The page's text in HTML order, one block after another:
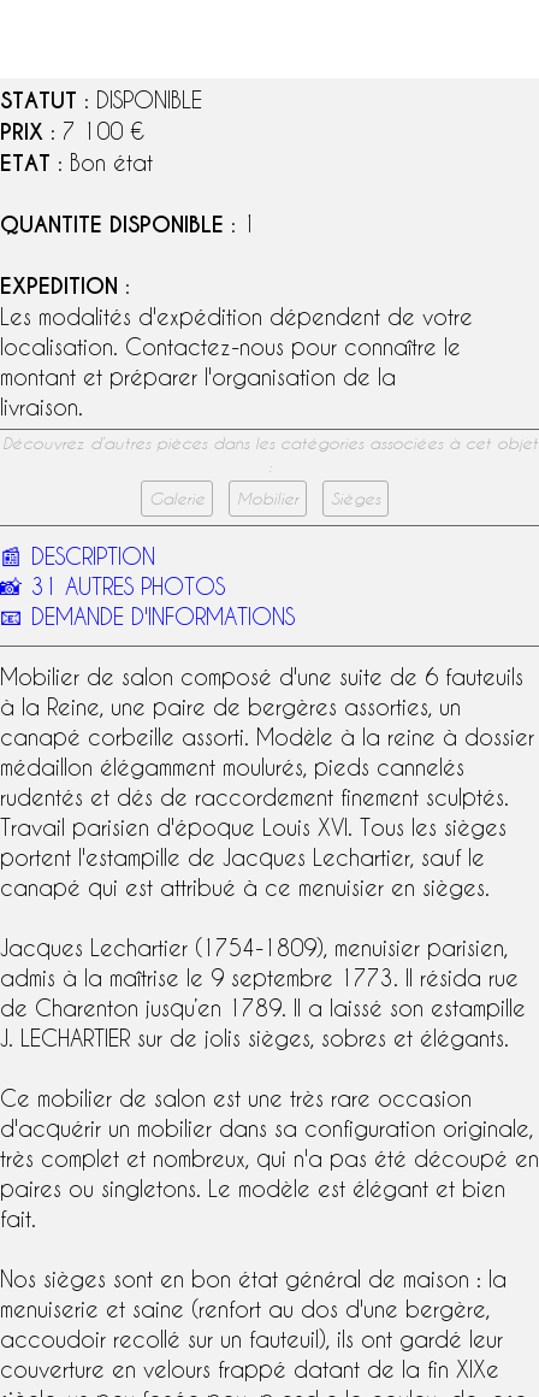
STATUT : DISPONIBLE
PRIX : 7 100 €
ETAT : Bon état
QUANTITE DISPONIBLE : 1
EXPEDITION :
Les modalités d'expédition dépendent de votre
localisation. Contactez-nous pour connaître le
montant et préparer l'organisation de la
livraison.
Découvrez d’autres pièces dans les catégories associées à cet objet
:
Galerie
Mobilier Sièges
📰 DESCRIPTION
📸 31 AUTRES PHOTOS
📧 DEMANDE D'INFORMATIONS
Mobilier de salon composé d'une suite de 6 fauteuils
à la Reine , une paire de bergères assorties, un
canapé corbeille assorti. Modèle à la reine à dossier
médaillon élégamment moulurés, pieds cannelés
rudentés et dés de raccordement finement sculptés.
Travail parisien d'époque Louis XVI
. Tous les sièges
portent l'estampille de Jacques Lechartier , sauf le
canapé qui est attribué à ce menuisier en sièges.
Jacques Lechartier (1754-1809), menuisier parisien,
admis à la maîtrise le 9 septembre 1773. Il résida rue
de Charenton jusqu’en 1789. Il a laissé son estampille
J. LECHARTIER sur de jolis sièges, sobres et élégants.
Ce mobilier de salon est une très rare occasion
d'acquérir un mobilier dans sa configuration originale,
très complet et nombreux, qui n'a pas été découpé en
paires ou singletons. Le modèle est élégant et bien
fait.
Nos sièges sont en bon état général de maison : la
menuiserie et saine (renfort au dos d'une bergère,
accoudoir recollé sur un fauteuil), ils ont gardé leur
couverture en velours frappé datant de la fin XIXe